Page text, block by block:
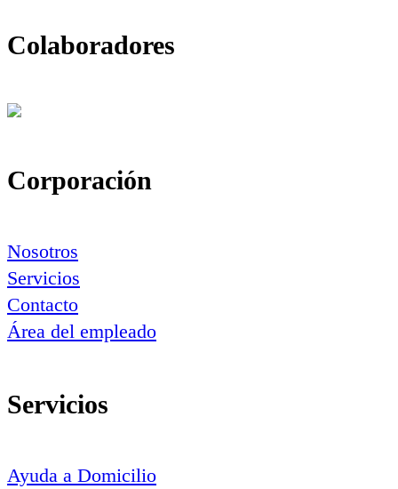
Colaboradores
Corporación
Nosotros
Servicios
Contacto
Área del empleado
Servicios
Ayuda a Domicilio